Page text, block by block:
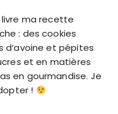
ma recette
: des cookies
d’avoine et pépites
et en matières
en gourmandise. Je
!